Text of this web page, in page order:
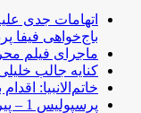
اتهامات جدی
باج‌خواهی فیفا
ماجرای فیلم
کنایه جالب
خاتم‌الانبیا:
پرسپولیس 1 – پیرامیدز 0: شکست قهرمان آفریقا!